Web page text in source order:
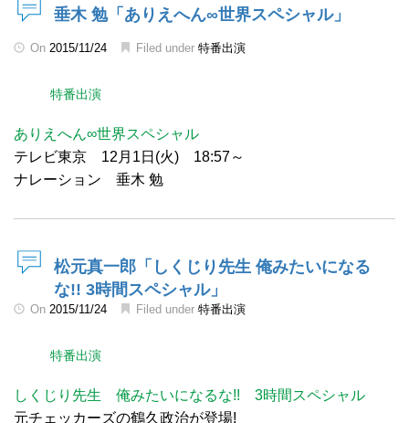
垂木 勉「ありえへん∞世界スペシャル」
On 2015/11/24 Filed under 特番出演
特番出演
ありえへん∞世界スペシャル
テレビ東京 12月1日(火) 18:57～
ナレーション 垂木 勉
松元真一郎「しくじり先生 俺みたいになる
な!! 3時間スペシャル」
On 2015/11/24 Filed under 特番出演
特番出演
しくじり先生 俺みたいになるな!! 3時間スペシャル
元チェッカーズの鶴久政治が登場!